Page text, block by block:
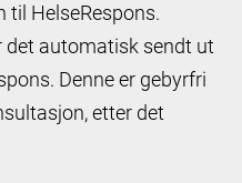
til HelseRespons.
det automatisk sendt ut
Denne er gebyrfri
etter det